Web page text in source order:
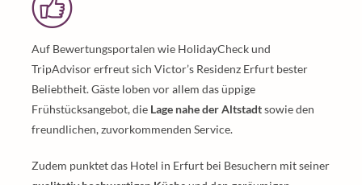
Auf Bewertungsportalen wie HolidayCheck und
TripAdvisor erfreut sich Victor’s Residenz Erfurt bester
Beliebtheit. Gäste loben vor allem das üppige
Frühstücksangebot, die Lage nahe der Altstadtsowie den
freundlichen, zuvorkommenden Service.
Zudem punktet das Hotel in Erfurt bei Besuchern mit seiner